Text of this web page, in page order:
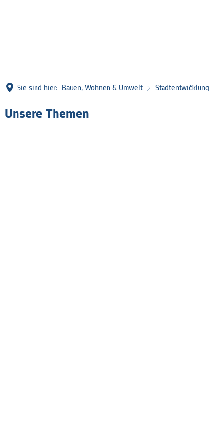
Sie sind hier: Bauen, Wohnen & Umwelt Stadtentwicklung
Unsere Themen